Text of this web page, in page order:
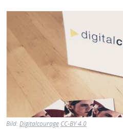
Bild
Bild:Digitalcourage CC-BY 4.0